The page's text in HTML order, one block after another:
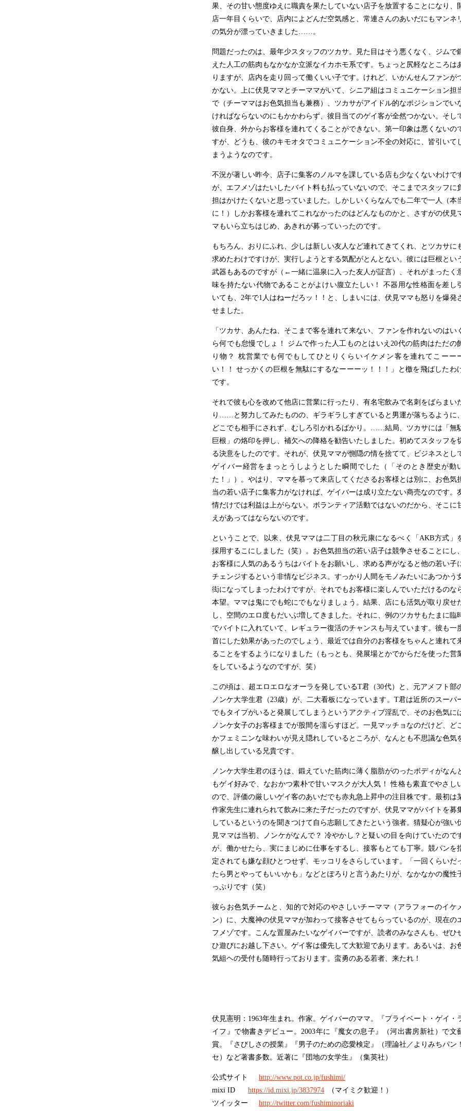
果、その甘い態度ゆえに職責を果たしていない店子を放置することになり、
店一年目くらいで、店内によどんだ空気感と、常連さんのあいだにもマンネ
の気分が漂っていきました……。
問題だったのは、最年少スタッフのツカサ。見た目はそう悪くなく、ジムで
えた人工の筋肉もなかなか立派なイカホモ系です。ちょっと尻軽なところは
りますが、店内を走り回って働くいい子です。けれど、いかんせんファンが
かない。上に伏見ママとチーママがいて、シニア組はコミュニケーション担
で（チーママはお色気担当も兼務）、ツカサがアイドル的なポジションでい
ければならないのにもかかわらず、彼目当てのゲイ客が全然つかない。そし
彼自身、外からお客様を連れてくることができない。第一印象は悪くないの
すが、どうも、彼のキモオタでコミュニケーション不全の対応に、皆引いて
まうようなのです。
不況が著しい昨今、店子に集客のノルマを課している店も少なくないわけで
が、エフメゾはたいしたバイト料も払っていないので、そこまでスタッフに
担はかけたくないと思っていました。しかしいくらなんでも二年で一人（本
に！）しかお客様を連れてこれなかったのはどんなものかと、さすがの伏見
マもいら立ちはじめ、あきれが募っていったのです。
もちろん、おりにふれ、少しは新しい友人など連れてきてくれ、とツカサに
求めたわけですけが、実行しようとする気配がとんとない。彼には巨根とい
武器もあるのですが（ ←一緒に温泉に入った友人が証言）、それがまったく
味を持たない代物であることがよけい腹立たしい！ 不器用な性格面を差し引
いても、2年で1人はねーだろッ！！と、しまいには、伏見ママも怒りを爆発
せました。
「ツカサ、あんたね、そこまで客を連れて来ない、ファンを作れないのはいく
ら何でも怠慢でしょ！ ジムで作った人工ものとはいえ20代の筋肉はただの
り物？ 枕営業でも何でもしてひとりくらいイケメン客を連れてこーー
い！！ せっかくの巨根を無駄にするなーーーッ！！！」と檄を飛ばしたわ
です。
それで彼も心を改めて他店に営業に行ったり、有名宅飲みで名刺をばらまい
り …… と努力してみたものの、ギラギラしすぎていると男運が落ちるように、
どこでも相手にされず、むしろ引かれるばかり。 ……結局、ツカサには「無
巨根」の烙印を押し、補欠への降格を勧告いたしました。初めてスタッフを
る決意をしたのです。それが、伏見ママが惻隠の情を捨てて、ビジネスとし
ゲイバー経営をまっとうしようとした瞬間でした（「そのとき歴史が動
た！」）。やはり、ママを慕って来店してくださるお客様とは別に、お色気
当の若い店子に集客力がなければ、ゲイバーは成り立たない商売なのです。
情だけでは利益は上がらない。ボランティア活動ではないのだから、そこに
えがあってはならないのです。
ということで、以来、伏見ママは二丁目の秋元康になるべく「AKB方式」
採用するこにしました（笑）。お色気担当の若い店子は競争させることにし、
お客様に人気のあるうちはバイトをお願いし、求める声がなると他の若い子
チェンジするという非情なビジネス。すっかり人間をモノみたいにあつかう
衒になってしまったわけですが、それでもお客様に楽しんでいただけるのな
本望。ママは鬼にでも蛇にでもなりましょう。結果、店にも活気が取り戻せ
し、空間のエロ度もだいぶ増してきました。それに、例のツカサもたまに臨
でバイトに入れていて、レギュラー復活のチャンスも与えています。彼も一
首にした効果があったのでしょう、最近では自分のお客様をちゃんと連れて
ることをするようになりました（もっとも、発展場とかでからだを使った営
をしているようなのですが、笑）
この頃は、超エロエロなオーラを発しているT君（30代）と、元アメフト部
ノンケ大学生君（23歳）が、二大看板になっています。 T君は近所のスーパ
でもタイプがいると発展してしまうというアクティブ淫乱で、そのお色気に
ノンケ女子のお客様までが股間を濡らすほど。一見マッチョなのだけど、ど
かフェミニンな味わいが見え隠れしているところが、なんとも不思議な色気
醸し出している兄貴です。
ノンケ大学生君のほうは、鍛えていた筋肉に薄く脂肪がのったボディがなん
もゲイ好みで、なおかつ素朴で甘いマスクが大人気！ 性格も素直でやさし
ので、評価の厳しいゲイ客のあいだでも赤丸急上昇中の注目株です。最初は
作家先生に連れられて飲みに来た子だったのですが、伏見ママがバイトを募
しているというのを聞きつけて自ら志願してきたという強者。猜疑心が強い
見ママは当初、ノンケがなんで？ 冷やかし？と疑いの目を向けていたので
が、働かせたら、実にまじめに仕事をするし、接客もとても丁寧。競パンを
定されても嫌な顔ひとつせず、モッコリをさらしています。「一回くらいだ
たら男とやってもいいかも」などとぽろりと言うあたりが、なかなかの魔性
っぷりです（笑）
彼らお色気チームと、知的で対応のやさしいチーママ（アラフォーのイケ
ン）に、大魔神の伏見ママが加わって接客させてもらっているのが、現在の
フメゾです。こんな置屋みたいなゲイバーですが、読者のみなさんも、ぜひ
ひ遊びにお越し下さい。ゲイ客は優先して大歓迎であります。あるいは、お
気組ヘの受付も随時行っております。蛮勇のある若者、来たれ！
伏見憲明： 1963年生まれ。作家。ゲイバーのママ。『プライベート・ゲイ・
イフ』で物書きデビュー。2003年に『魔女の息子』（河出書房新社）で文
賞。『さびしさの授業』『男子のための恋愛検定』（理論社／よりみちパン！
セ）など著書多数。近著に『団地の女学生』（集英社）
公式サイト
http://www.pot.co.jp/fushimi/
mixi ID
https://id.mixi.jp/3837974
（マイミク歓迎！）
ツイッター
http://twitter.com/fushiminoriaki